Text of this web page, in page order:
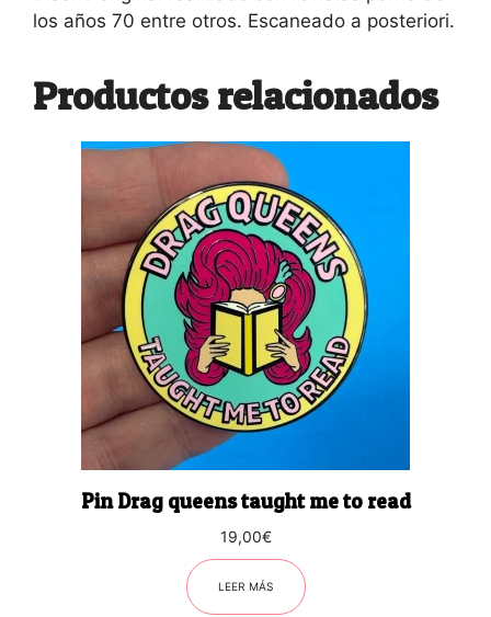
los años 70 entre otros. Escaneado a posteriori.
Productos relacionados
Pin Drag queens taught me to read
19,00€
LEER MÁS